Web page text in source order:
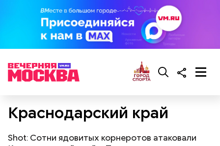
Краснодарский край
Shot: Сотни ядовитых корнеротов атаковали